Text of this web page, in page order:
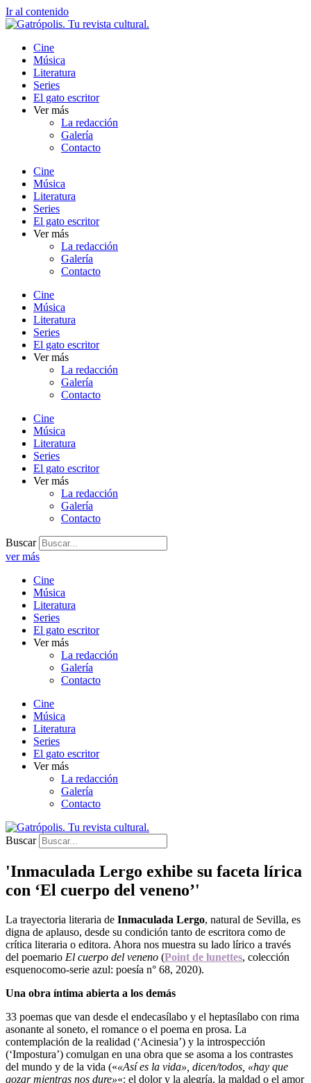
Ir al contenido
Cine
Música
Literatura
Series
El gato escritor
Ver más
La redacción
Galería
Contacto
Cine
Música
Literatura
Series
El gato escritor
Ver más
La redacción
Galería
Contacto
Cine
Música
Literatura
Series
El gato escritor
Ver más
La redacción
Galería
Contacto
Cine
Música
Literatura
Series
El gato escritor
Ver más
La redacción
Galería
Contacto
Buscar
ver más
Cine
Música
Literatura
Series
El gato escritor
Ver más
La redacción
Galería
Contacto
Cine
Música
Literatura
Series
El gato escritor
Ver más
La redacción
Galería
Contacto
Buscar
'Inmaculada Lergo exhibe su faceta lírica
con ‘El cuerpo del veneno’'
La trayectoria literaria de Inmaculada Lergo, natural de Sevilla, es
digna de aplauso, desde su condición tanto de escritora como de
crítica literaria o editora. Ahora nos muestra su lado lírico a través
del poemario El cuerpo del veneno (Point de lunettes, colección
esquenocomo-serie azul: poesía n° 68, 2020).
Una obra íntima abierta a los demás
33 poemas que van desde el endecasílabo y el heptasílabo con rima
asonante al soneto, el romance o el poema en prosa. La
contemplación de la realidad (‘Acinesia’) y la introspección
(‘Impostura’) comulgan en una obra que se asoma a los contrastes
del mundo y de la vida (««Así es la vida», dicen/todos, «hay que
gozar mientras nos dure»«: el dolor y la alegría, la maldad o el amor